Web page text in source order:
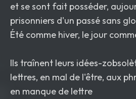
et se sont fait posséder,
prisonniers d'un passé sans
Été comme hiver, le jour
Ils traînent leurs idées-
lettres, en mal de l'être, aux
en manque de lettre